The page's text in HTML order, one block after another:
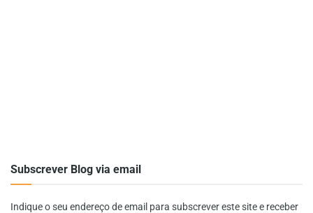
Subscrever Blog via email
Indique o seu endereço de email para subscrever este site e receber